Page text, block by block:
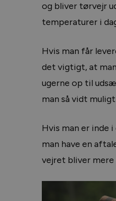
og bliver tørvejr
temperaturer i
Hvis man får
det vigtigt, at
ugerne op til
man så vidt
Hvis man er inde
man have en
vejret bliver